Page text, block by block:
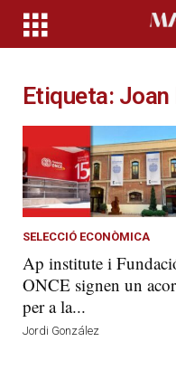
Etiqueta:
SELECCIÓ ECONÒMICA
Ap institute i
ONCE signen un
per a la...
Jordi González